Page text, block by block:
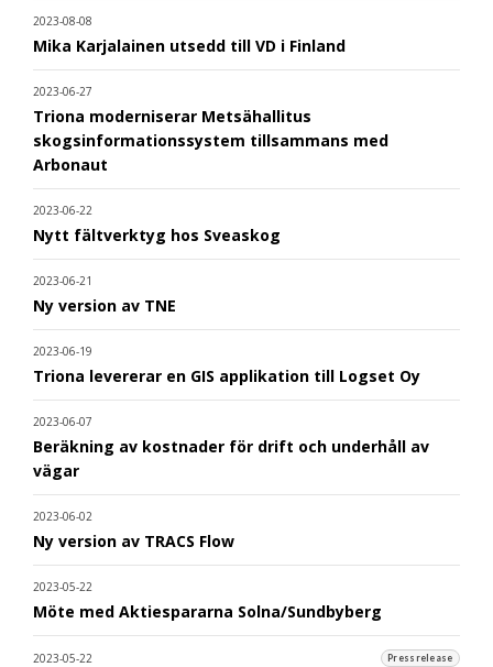
2023-08-08
Mika Karjalainen utsedd till VD i Finland
2023-06-27
Triona moderniserar Metsähallitus
skogsinformationssystem tillsammans med
Arbonaut
2023-06-22
Nytt fältverktyg hos Sveaskog
2023-06-21
Ny version av TNE
2023-06-19
Triona levererar en GIS applikation till Logset Oy
2023-06-07
Beräkning av kostnader för drift och underhåll av
vägar
2023-06-02
Ny version av TRACS Flow
2023-05-22
Möte med Aktiespararna Solna/Sundbyberg
2023-05-22 Pressrelease